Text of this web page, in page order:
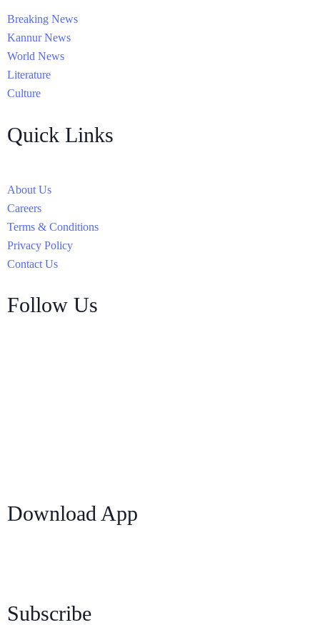
Breaking News
Kannur News
World News
Literature
Culture
Quick Links
About Us
Careers
Terms & Conditions
Privacy Policy
Contact Us
Follow Us
Download App
Subscribe